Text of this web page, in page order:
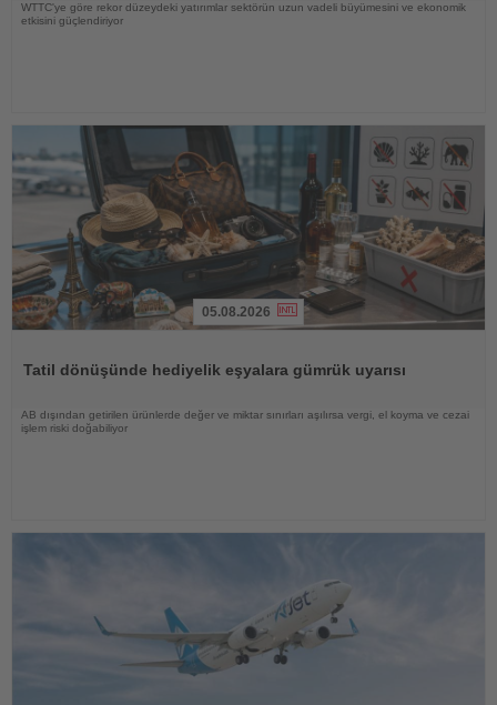
WTTC'ye göre rekor düzeydeki yatırımlar sektörün uzun vadeli büyümesini ve ekonomik
etkisini güçlendiriyor
05.08.2026
Tatil dönüşünde hediyelik eşyalara gümrük uyarısı
AB dışından getirilen ürünlerde değer ve miktar sınırları aşılırsa vergi, el koyma ve cezai
işlem riski doğabiliyor